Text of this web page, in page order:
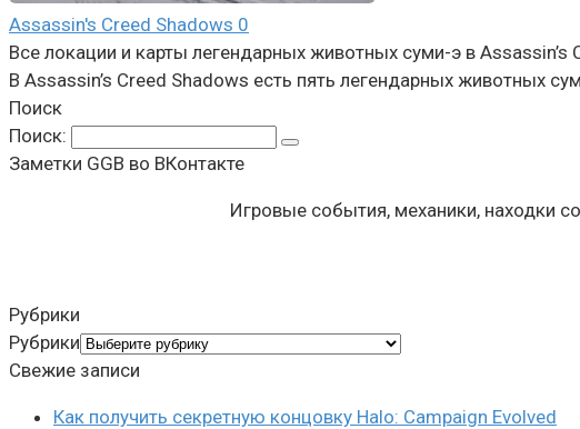
Assassin's Creed Shadows 0
Все локации и карты легендарных животных суми-э в Assassin’s
В Assassin’s Creed Shadows есть пять легендарных животных
Поиск
Поиск:
Заметки GGB во ВКонтакте
Игровые события, механики, находки
Рубрики
Рубрики
Свежие записи
Как получить секретную концовку Halo: Campaign Evolved